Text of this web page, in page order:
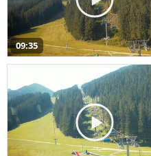
09:35